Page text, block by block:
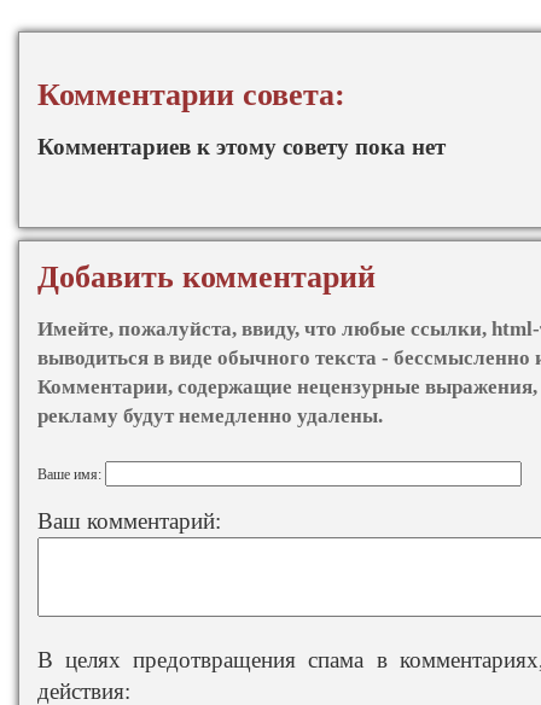
Комментарии совета:
Комментариев к этому совету пока нет
Добавить комментарий
Имейте, пожалуйста, ввиду, что любые ссылки,
выводиться в виде обычного текста - бессмысленно
Комментарии, содержащие нецензурные
рекламу будут немедленно удалены.
Ваше имя:
Ваш комментарий:
В целях предотвращения спама в
действия: